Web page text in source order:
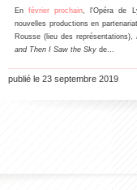
Enfévrier prochain, l'Opéra de
nouvelles productions en
Rousse (lieu des représentations),
and Then I Saw the Sky de…
publié le 23 septembre 2019